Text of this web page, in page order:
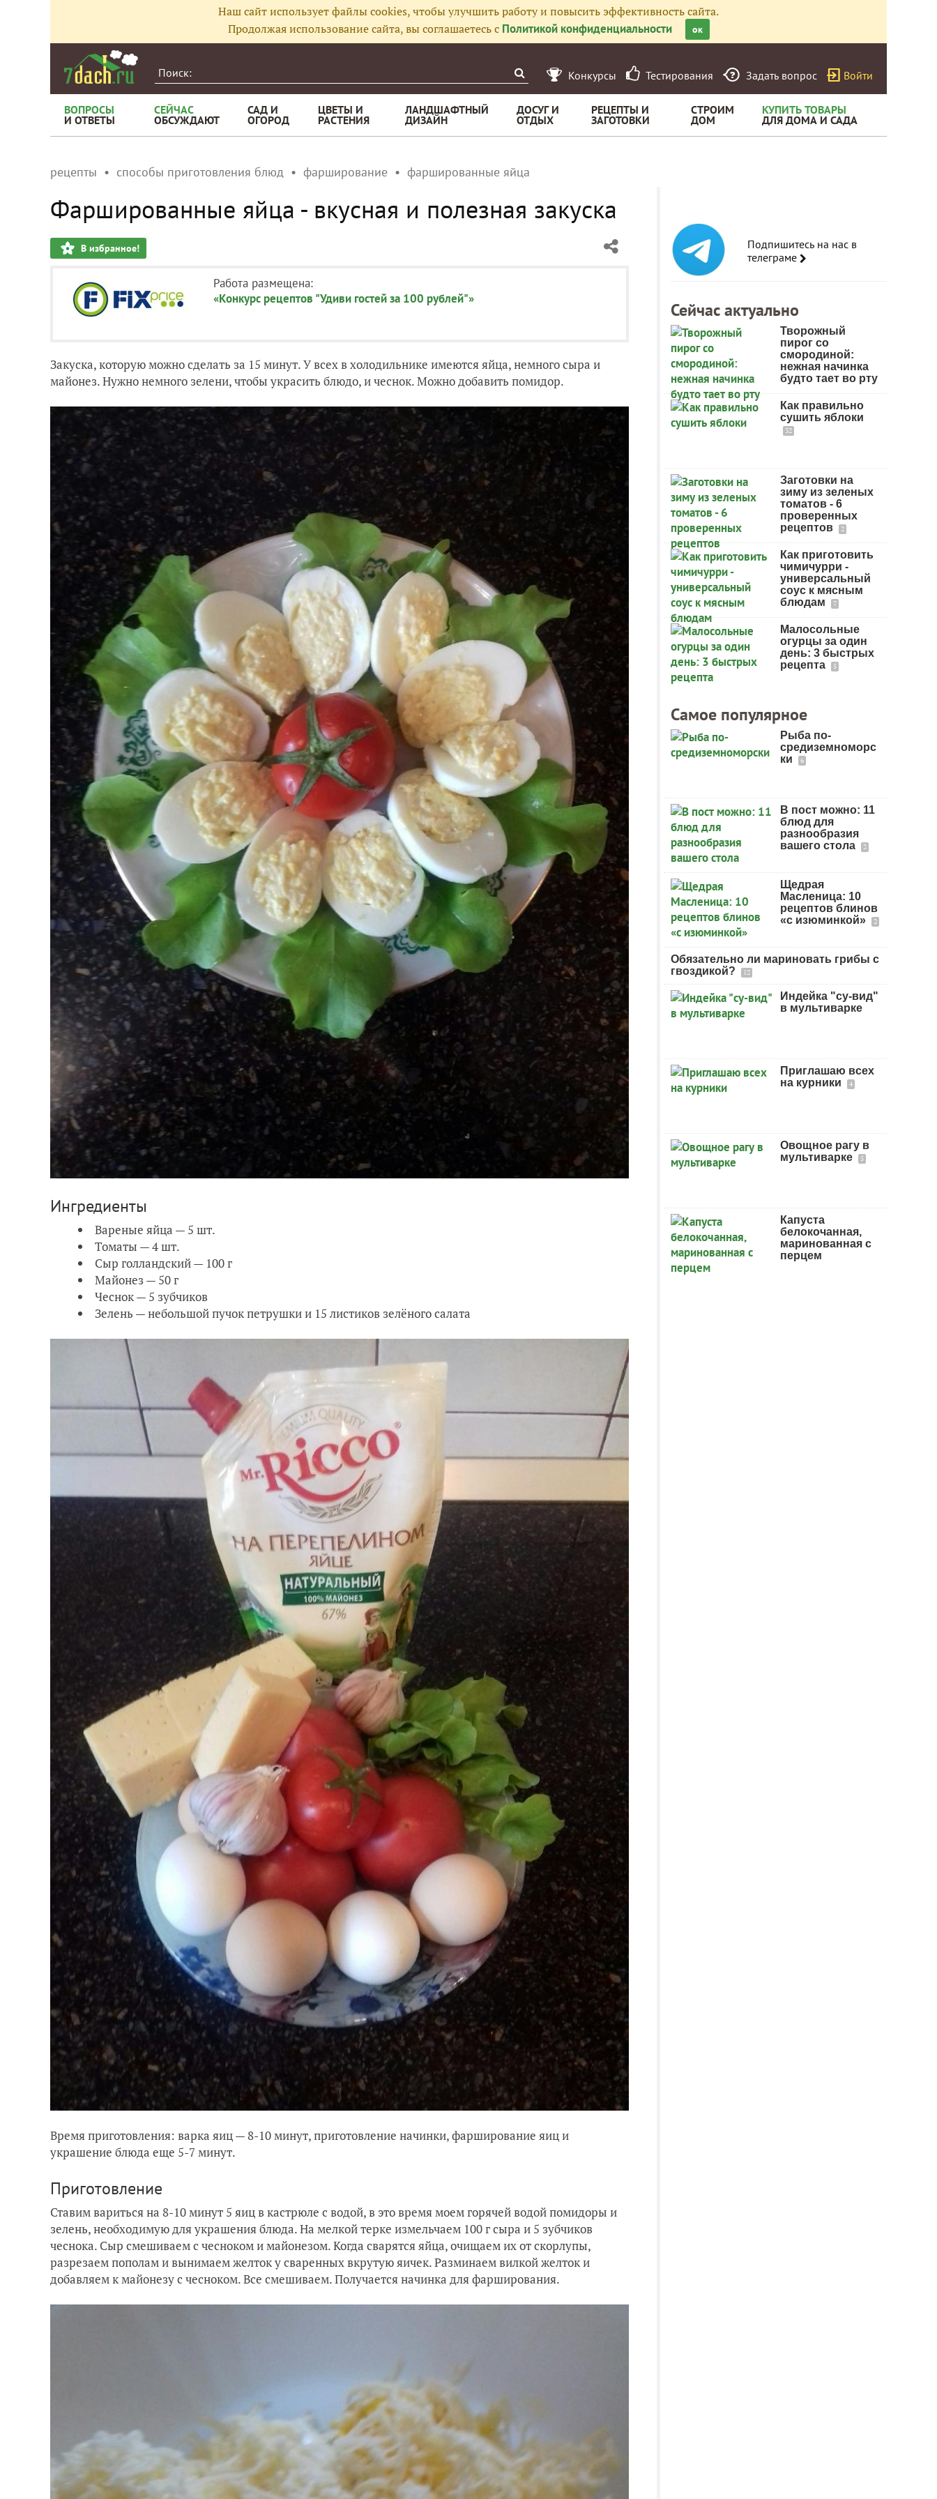
Наш сайт использует файлы cookies, чтобы улучшить работу и повысить эффективность сайта.
Продолжая использование сайта, вы соглашаетесь с Политикой конфиденциальности ок
Конкурсы Тестирования Задать вопрос Войти
ВОПРОСЫ
И ОТВЕТЫ
СЕЙЧАС
ОБСУЖДАЮТ
САД И
ОГОРОД
ЦВЕТЫ И
РАСТЕНИЯ
ЛАНДШАФТНЫЙ
ДИЗАЙН
ДОСУГ И
ОТДЫХ
РЕЦЕПТЫ И
ЗАГОТОВКИ
СТРОИМ
ДОМ
КУПИТЬ ТОВАРЫ
ДЛЯ ДОМА И САДА
рецепты способы приготовления блюд фарширование фаршированные яйца
Фаршированные яйца - вкусная и полезная закуска
В избранное!
Работа размещена:
«Конкурс рецептов "Удиви гостей за 100 рублей"»
Закуска, которую можно сделать за 15 минут. У всех в холодильнике имеются яйца, немного сыра и
майонез. Нужно немного зелени, чтобы украсить блюдо, и чеснок. Можно добавить помидор.
Ингредиенты
Вареные яйца — 5 шт.
Томаты — 4 шт.
Сыр голландский — 100 г
Майонез — 50 г
Чеснок — 5 зубчиков
Зелень — небольшой пучок петрушки и 15 листиков зелёного салата
Время приготовления: варка яиц — 8-10 минут, приготовление начинки, фарширование яиц и
украшение блюда еще 5-7 минут.
Приготовление
Ставим вариться на 8-10 минут 5 яиц в кастрюле с водой, в это время моем горячей водой помидоры и
зелень, необходимую для украшения блюда. На мелкой терке измельчаем 100 г сыра и 5 зубчиков
чеснока. Сыр смешиваем с чесноком и майонезом. Когда сварятся яйца, очищаем их от скорлупы,
разрезаем пополам и вынимаем желток у сваренных вкрутую яичек. Разминаем вилкой желток и
добавляем к майонезу с чесноком. Все смешиваем. Получается начинка для фарширования.
Подпишитесь на нас в
телеграме
Сейчас актуально
Творожный
пирог со
смородиной:
нежная начинка
будто тает во рту
Как правильно
сушить яблоки
32
Заготовки на
зиму из зеленых
томатов - 6
проверенных
рецептов
2
Как приготовить
чимичурри -
универсальный
соус к мясным
блюдам
7
Малосольные
огурцы за один
день: 3 быстрых
рецепта
5
Самое популярное
Рыба по-
средиземноморс
ки
6
В пост можно: 11
блюд для
разнообразия
вашего стола
2
Щедрая
Масленица: 10
рецептов блинов
«с изюминкой»
2
Обязательно ли мариновать грибы с
гвоздикой?
12
Индейка "су-вид"
в мультиварке
Приглашаю всех
на курники
4
Овощное рагу в
мультиварке
5
Капуста
белокочанная,
маринованная с
перцем